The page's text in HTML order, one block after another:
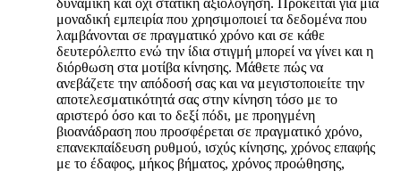
μοναδική εμπειρία που χρησιμοποιεί τα δεδομένα που
λαμβάνονται σε πραγματικό χρόνο και σε κάθε
δευτερόλεπτο ενώ την ίδια στιγμή μπορεί να γίνει και η
διόρθωση στα μοτίβα κίνησης. Μάθετε πώς να
ανεβάζετε την απόδοσή σας και να μεγιστοποιείτε την
αποτελεσματικότητά σας στην κίνηση τόσο με το
αριστερό όσο και το δεξί πόδι, με προηγμένη
βιοανάδραση που προσφέρεται σε πραγματικό χρόνο,
επανεκπαίδευση ρυθμού, ισχύς κίνησης, χρόνος επαφής
με το έδαφος, μήκος βήματος, χρόνος προώθησης,